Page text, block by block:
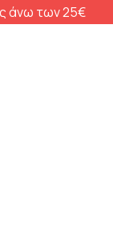
άνω των 25€